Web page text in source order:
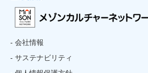
- 会社情報
- サステナビリティ